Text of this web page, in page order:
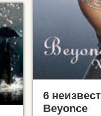
6
Beyonce